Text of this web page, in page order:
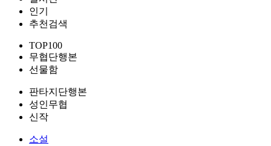
인기
추천검색
TOP100
무협단행본
선물함
판타지단행본
성인무협
신작
소설